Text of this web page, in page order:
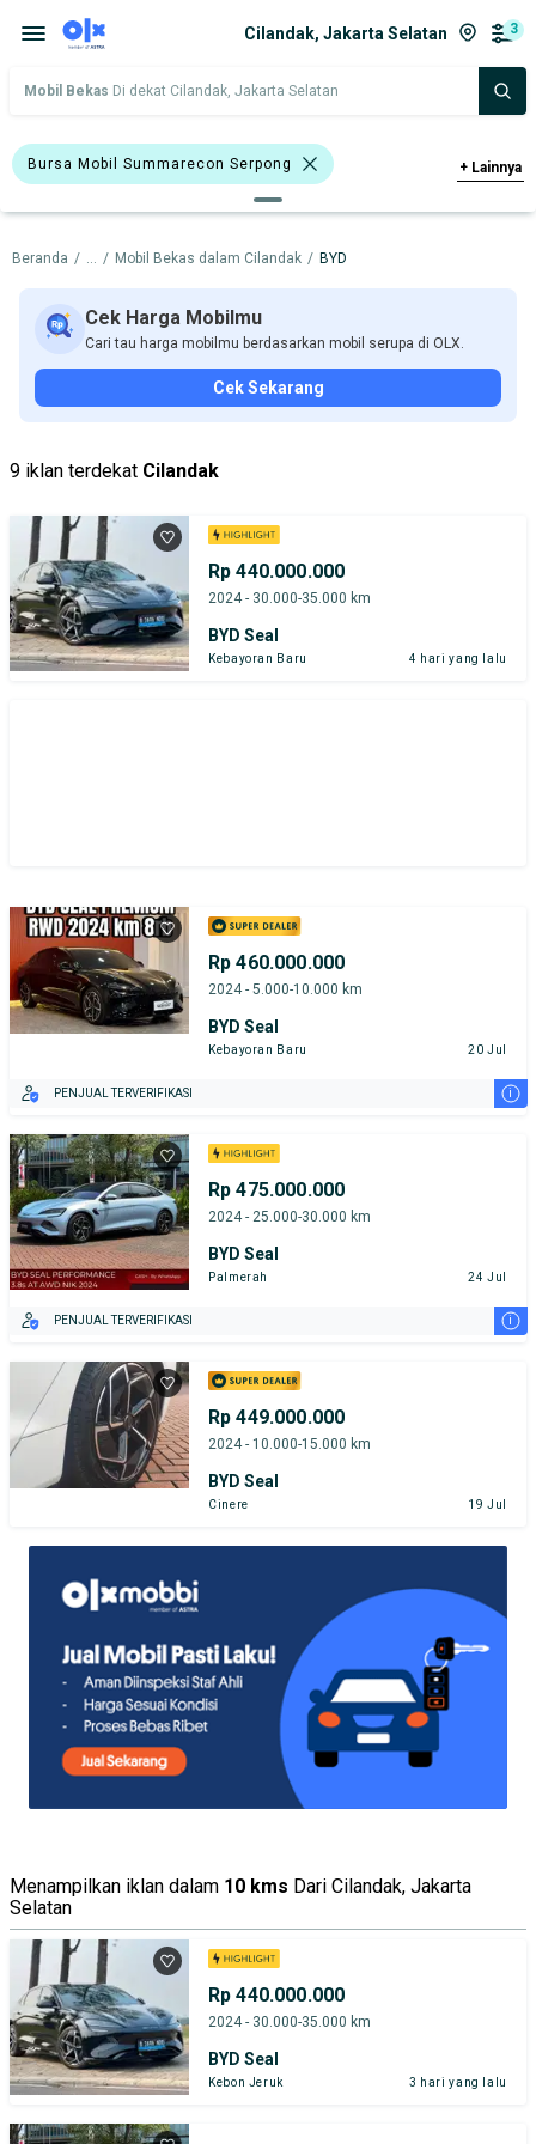
Cilandak, Jakarta Selatan 3
Mobil Bekas Di dekat Cilandak, Jakarta Selatan
Bursa Mobil Summarecon Serpong
BYD Seal BYD
Harga Merek Dan Model Tahun
Tipe Bodi Tipe Membership
+ Lainnya
Beranda / ... / Mobil Bekas dalam Cilandak / BYD
Cek Harga Mobilmu
Cari tau harga mobilmu berdasarkan mobil serupa di OLX.
Cek Sekarang
9 iklan terdekat Cilandak
Rp 440.000.000
2024 - 30.000-35.000 km
BYD Seal
Kebayoran Baru 4 hari yang lalu
Rp 460.000.000
2024 - 5.000-10.000 km
BYD Seal
Kebayoran Baru 20 Jul
PENJUAL TERVERIFIKASI i
Rp 475.000.000
2024 - 25.000-30.000 km
BYD Seal
Palmerah 24 Jul
PENJUAL TERVERIFIKASI i
Rp 449.000.000
2024 - 10.000-15.000 km
BYD Seal
Cinere 19 Jul
Menampilkan iklan dalam 10 kms Dari Cilandak, Jakarta
Selatan
Rp 440.000.000
2024 - 30.000-35.000 km
BYD Seal
Kebon Jeruk 3 hari yang lalu